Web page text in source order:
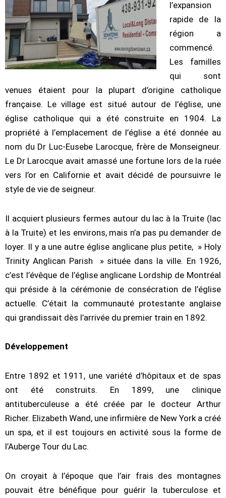
l’expansion
rapide de la
région a
commencé.
Les familles
qui sont
venues étaient pour la plupart d’origine catholique
française. Le village est situé autour de l’église, une
église catholique qui a été construite en 1904. La
propriété à l’emplacement de l’église a été donnée au
nom du Dr Luc-Eusebe Larocque, frère de Monseigneur.
Le Dr Larocque avait amassé une fortune lors de la ruée
vers l’or en Californie et avait décidé de poursuivre le
style de vie de seigneur.
Il acquiert plusieurs fermes autour du lac à la Truite (lac
à la Truite) et les environs, mais n’a pas pu demander de
loyer. Il y a une autre église anglicane plus petite, » Holy
Trinity Anglican Parish » située dans la ville. En 1926,
c’est l’évêque de l’église anglicane Lordship de Montréal
qui préside à la cérémonie de consécration de l’église
actuelle. C’était la communauté protestante anglaise
qui grandissait dès l’arrivée du premier train en 1892.
Développement
Entre 1892 et 1911, une variété d’hôpitaux et de spas
ont été construits. En 1899, une clinique
antituberculeuse a été créée par le docteur Arthur
Richer. Elizabeth Wand, une infirmière de New York a créé
un spa, et il est toujours en activité sous la forme de
l’Auberge Tour du Lac.
On croyait à l’époque que l’air frais des montagnes
pouvait être bénéfique pour guérir la tuberculose et